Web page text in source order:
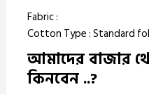
Fabric :
Cotton Type : Standard
আমাদের বাজার
কিনবেন ..?